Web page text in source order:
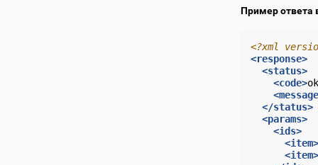
Пример ответа
<?xml
<response>
<status>
<code>ok
</status>
<params>
<ids>
<item>
<item>